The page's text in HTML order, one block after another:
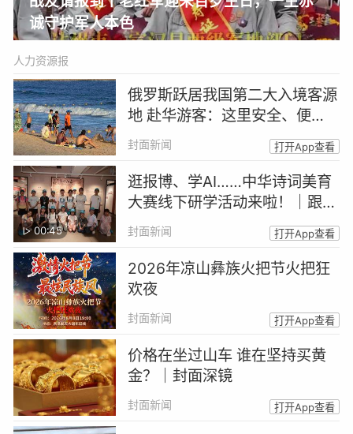
诚守护军人本色
人力资源报
俄罗斯跃居我国第二大入境客源
地 赴华游客：这里安全、便
利、性价比高
封面新闻 打开App查看
00:45
逛报博、学AI……中华诗词美育
大赛线下研学活动来啦！｜跟着
诗词游四川
封面新闻 打开App查看
2026年凉山彝族火把节火把狂
欢夜
封面新闻 打开App查看
价格在坐过山车 谁在坚持买黄
金？｜封面深镜
封面新闻 打开App查看